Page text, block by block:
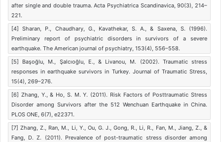
after single and double trauma. Acta Psychiatrica Scandinavica, 90(3), 214–
221.
[4] Sharan, P., Chaudhary, G., Kavathekar, S. A., & Saxena, S. (1996).
Preliminary report of psychiatric disorders in survivors of a severe
earthquake. The American journal of psychiatry, 153(4), 556–558.
[5] Başoğlu, M., Şalcıoğlu, E., & Livanou, M. (2002). Traumatic stress
responses in earthquake survivors in Turkey. Journal of Traumatic Stress,
15(4), 269–276.
[6] Zhang, Y., & Ho, S. M. Y. (2011). Risk Factors of Posttraumatic Stress
Disorder among Survivors after the 512 Wenchuan Earthquake in China.
PLOS ONE, 6(7), e22371.
[7] Zhang, Z., Ran, M., Li, Y., Ou, G. J., Gong, R., Li, R., Fan, M., Jiang, Z., &
Fang, D. Z. (2011). Prevalence of post-traumatic stress disorder among